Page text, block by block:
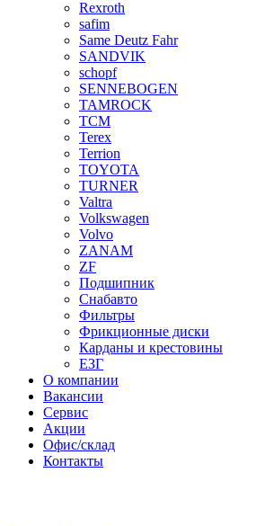
Rexroth
safim
Same Deutz Fahr
SANDVIK
schopf
SENNEBOGEN
TAMROCK
TCM
Terex
Terrion
TOYOTA
TURNER
Valtra
Volkswagen
Volvo
ZANAM
ZF
Подшипник
Снабавто
Фильтры
Фрикционные диски
Карданы и крестовины
ЕЗГ
О компании
Вакансии
Сервис
Акции
Офис/склад
Контакты